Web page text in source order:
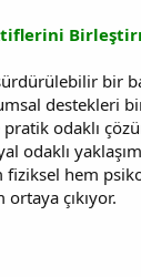
bir
destekleri
odaklı
odaklı
hem
çıkıyor.